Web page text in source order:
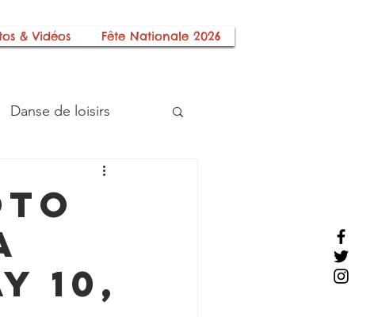
& Vidéos Fête Nationale 2026
Danse de loisirs
Histoire Locale
Téléthon
10,